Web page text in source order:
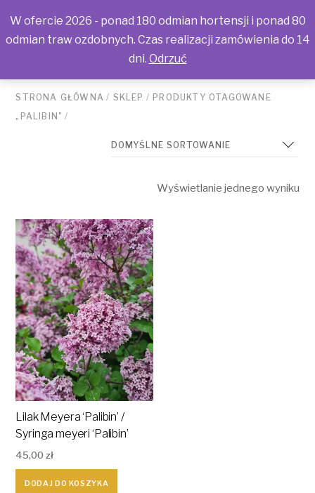
STRONA GŁÓWNA / SKLEP / PRODUKTY OTAGOWANE
„PALIBIN” /
Wyświetlanie jednego wyniku
Lilak Meyera ‘Palibin’ /
Syringa meyeri ‘Palibin’
45,00zł
DODAJ DO KOSZYKA
W ofercie 2026 - ponad 180 odmian hortensji i ponad 80
odmian traw ozdobnych. Czas realizacji zamówienia do 14
dni. Odrzuć